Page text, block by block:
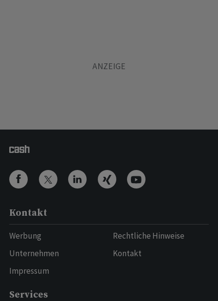
Kontakt
Werbung
Unternehmen
Impressum
Rechtliche Hinweise
Kontakt
Services